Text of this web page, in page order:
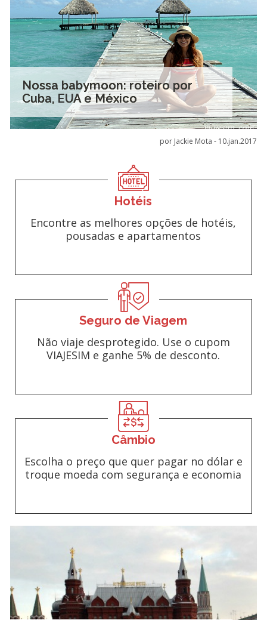
Nossa babymoon: roteiro por
Cuba, EUA e México
por Jackie Mota - 10.jan.2017
Hotéis
Encontre as melhores opções de hotéis,
pousadas e apartamentos
Seguro de Viagem
Não viaje desprotegido. Use o cupom
VIAJESIM e ganhe 5% de desconto.
Câmbio
Escolha o preço que quer pagar no dólar e
troque moeda com segurança e economia